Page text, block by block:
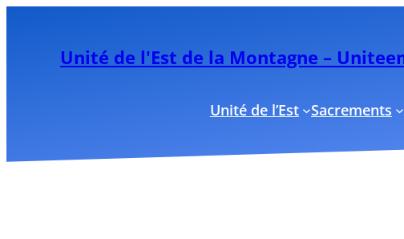
contenuUnité de l'Est de la Montagne –
Unité de l’Est Sacrements